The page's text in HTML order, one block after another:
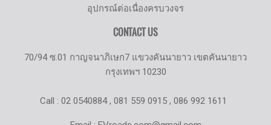
อุปกรณ์ต่อเนื่องครบวงจร
CONTACT US
70/94 ซ.01 กาญจนาภิเษก7 แขวงคันนายาว เขตคันนายาว
กรุงเทพฯ 10230
Call : 02 0540884 , 081 559 0915 , 086 992 1611